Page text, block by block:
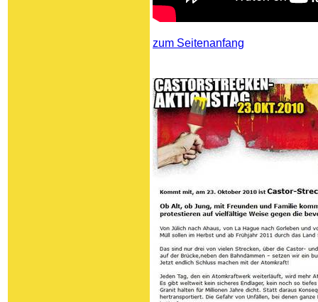
zum Seitenanfang